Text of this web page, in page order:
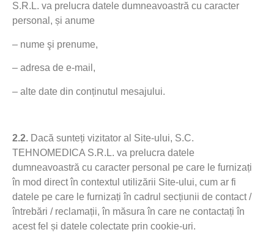
S.R.L. va prelucra datele dumneavoastră cu caracter
personal, și anume
– nume şi prenume,
– adresa de e-mail,
– alte date din conținutul mesajului.
2.2. Dacă sunteți vizitator al Site-ului, S.C.
TEHNOMEDICA S.R.L. va prelucra datele
dumneavoastră cu caracter personal pe care le furnizați
în mod direct în contextul utilizării Site-ului, cum ar fi
datele pe care le furnizați în cadrul secțiunii de contact /
întrebări / reclamații, în măsura în care ne contactați în
acest fel și datele colectate prin cookie-uri.